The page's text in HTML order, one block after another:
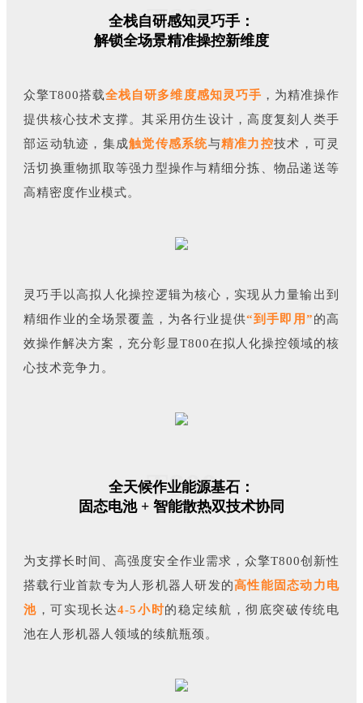
T800
全栈自研感知灵巧手：
解锁全场景精准操控新维度
众擎T800搭载全栈自研多维度感知灵巧手 ，为精准操作
提供核心技术支撑。其采用仿生设计，高度复刻人类手
部运动轨迹，集成触觉传感系统与精准力控技术，可灵
活切换重物抓取等强力型操作与精细分拣、物品递送等
高精密度作业模式。
灵巧手以高拟人化操控逻辑为核心，实现从力量输出到
精细作业的全场景覆盖，为各行业提供“到手即用”的高
效操作解决方案，充分彰显T800在拟人化操控领域的核
心技术竞争力。
T800
全天候作业能源基石：
固态电池 + 智能散热双技术协同
为支撑长时间、高强度安全作业需求，众擎T800创新性
搭载行业首款专为人形机器人研发的高性能固态动力电
池 ，可实现长达4-5小时的稳定续航，彻底突破传统电
池在人形机器人领域的续航瓶颈。